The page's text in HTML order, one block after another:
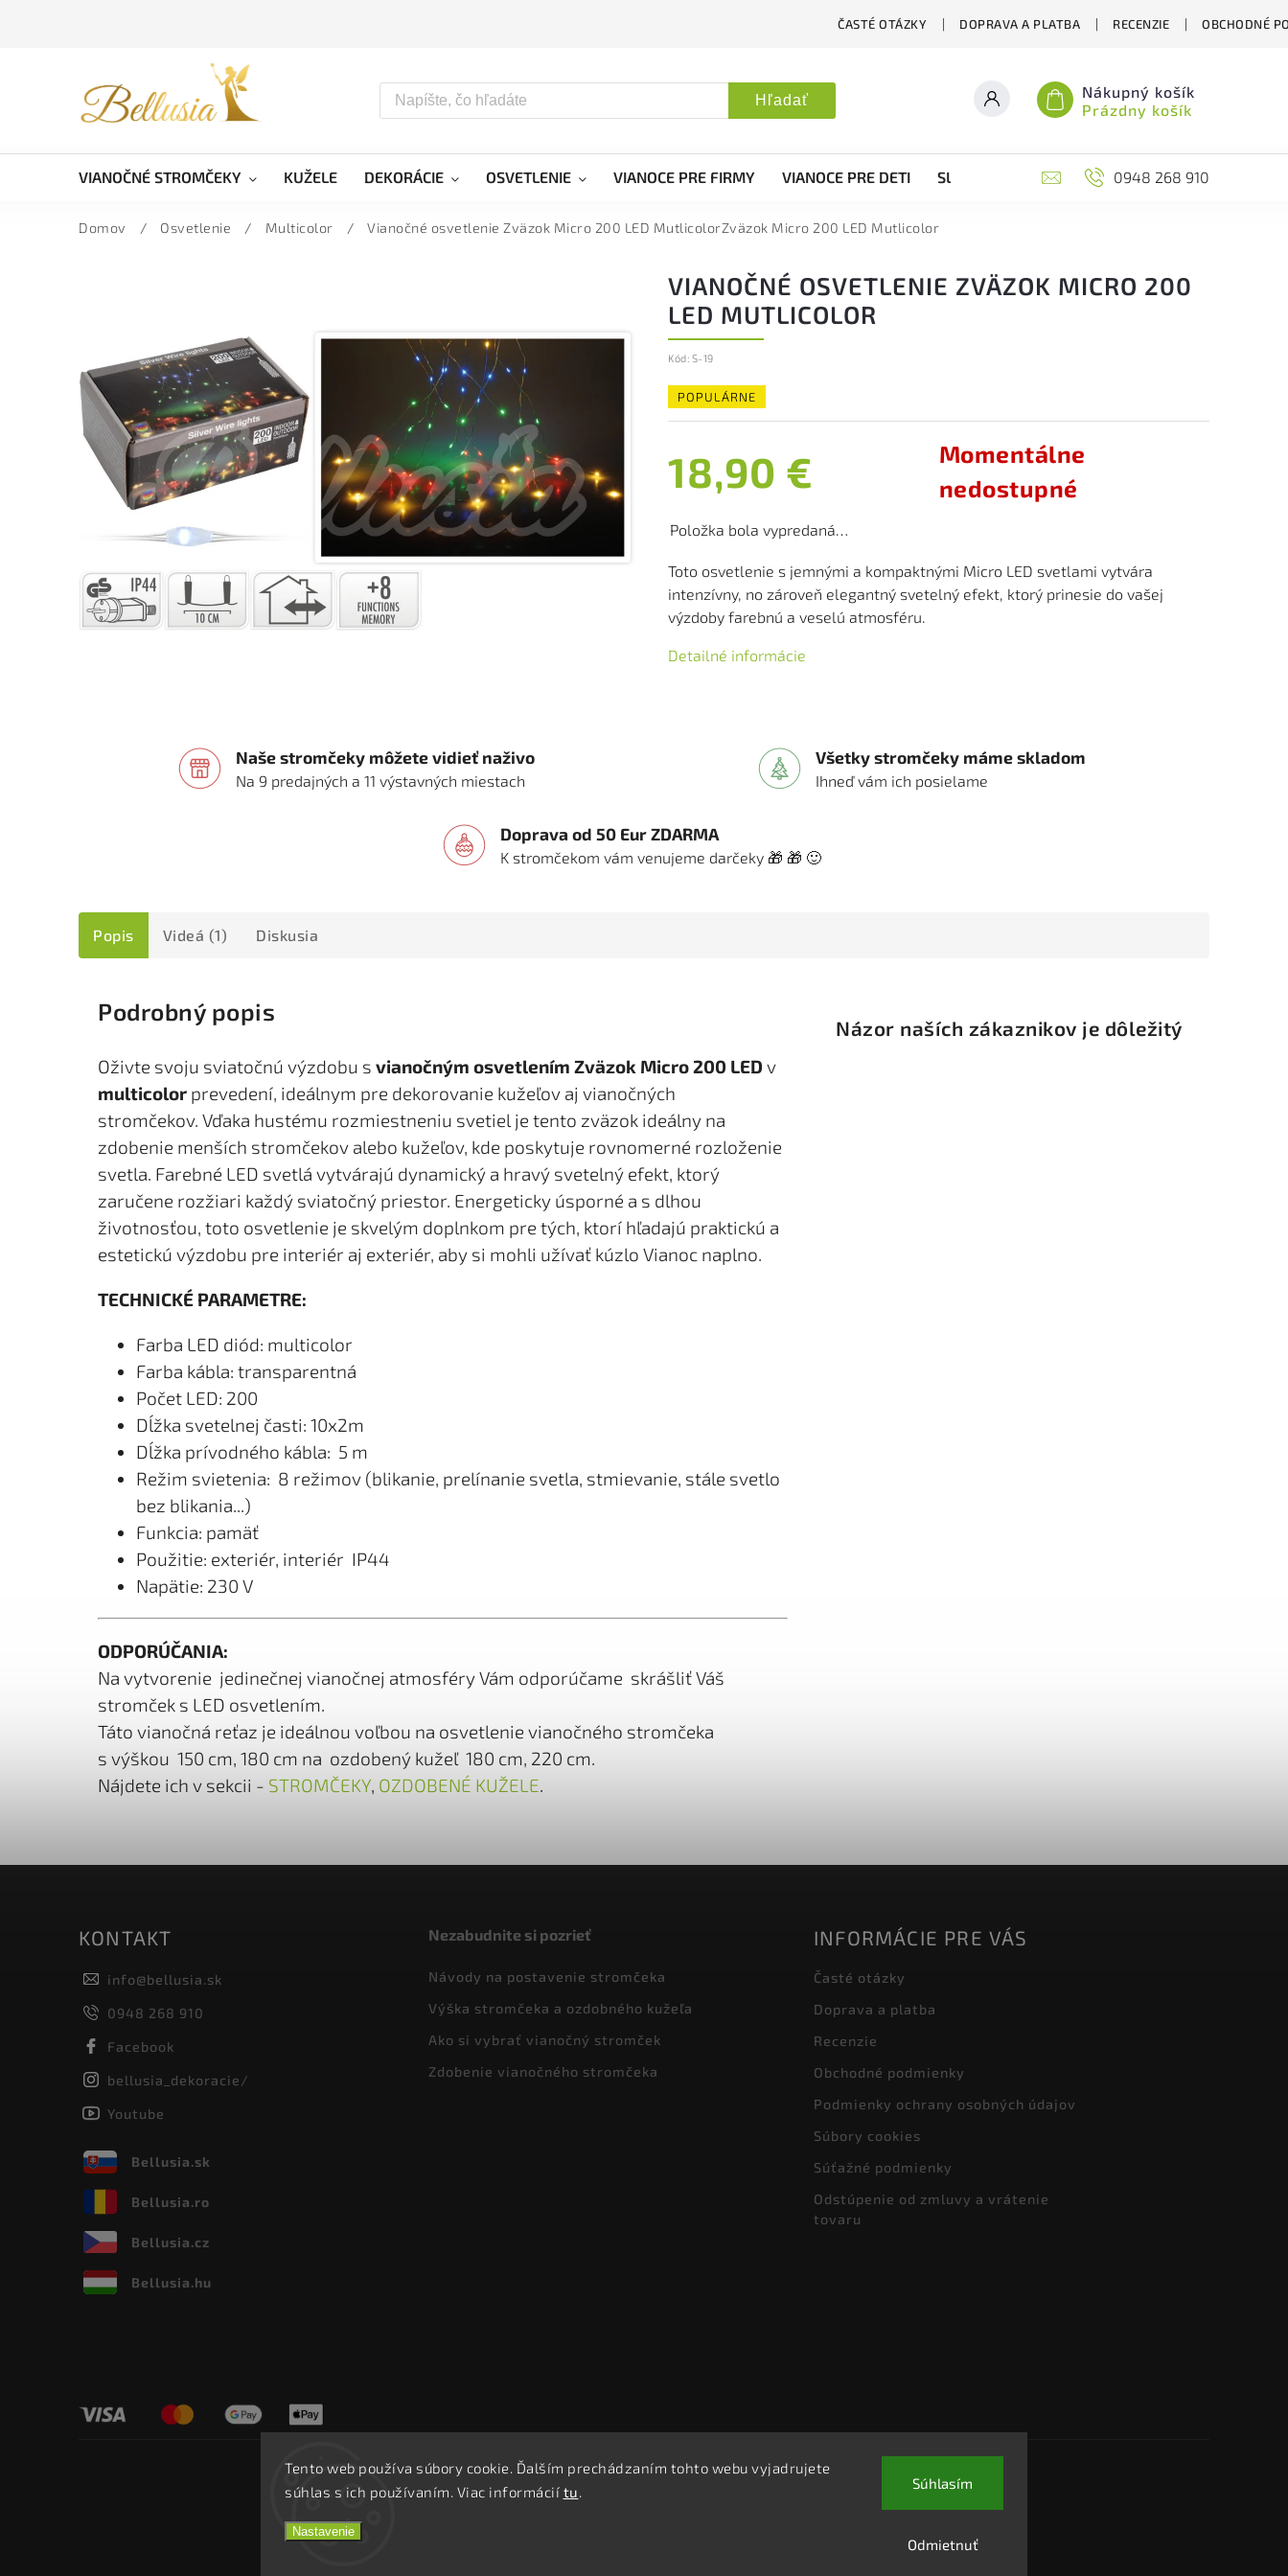
Tento web používa súbory cookie. Ďalším prechádzaním tohto webu vyjadrujete
súhlas s ich používaním. Viac informácií tu.
Nastavenie
Odmietnuť
Súhlasím
ČASTÉ OTÁZKY DOPRAVA A PLATBA RECENZIE OBCHODNÉ
Hľadať
Nákupný košík
Prázdny košík
VIANOČNÉ STROMČEKY KUŽELE DEKORÁCIE OSVETLENIE VIANOCE PRE FIRMY VIANOCE PRE DETI SLOVENSKÉ VIANOCE ĎALŠIE ZAUJÍMAVÉ
0948 268 910
Domov / Osvetlenie / Multicolor / Vianočné osvetlenie Zväzok Micro 200 LED MutlicolorZväzok Micro 200 LED Mutlicolor
VIANOČNÉ OSVETLENIE ZVÄZOK MICRO 200
LED MUTLICOLOR
Kód: S-19
POPULÁRNE
18,90 €
Momentálne
nedostupné
Položka bola vypredaná…
Toto osvetlenie s jemnými a kompaktnými Micro LED svetlami vytvára
intenzívny, no zároveň elegantný svetelný efekt, ktorý prinesie do vašej
výzdoby farebnú a veselú atmosféru.
Detailné informácie
Naše stromčeky môžete vidieť naživo
Na 9 predajných a 11 výstavných miestach
Všetky stromčeky máme skladom
Ihneď vám ich posielame
Doprava od 50 Eur ZDARMA
K stromčekom vám venujeme darčeky 🎁 🎁 🙂
Popis Videá (1) Diskusia
Podrobný popis
Oživte svoju sviatočnú výzdobu s vianočným osvetlením Zväzok Micro 200 LED v
multicolor prevedení, ideálnym pre dekorovanie kužeľov aj vianočných
stromčekov. Vďaka hustému rozmiestneniu svetiel je tento zväzok ideálny na
zdobenie menších stromčekov alebo kužeľov, kde poskytuje rovnomerné rozloženie
svetla. Farebné LED svetlá vytvárajú dynamický a hravý svetelný efekt, ktorý
zaručene rozžiari každý sviatočný priestor. Energeticky úsporné a s dlhou
životnosťou, toto osvetlenie je skvelým doplnkom pre tých, ktorí hľadajú praktickú a
estetickú výzdobu pre interiér aj exteriér, aby si mohli užívať kúzlo Vianoc naplno.
TECHNICKÉ PARAMETRE:
Farba LED diód: multicolor
Farba kábla: transparentná
Počet LED: 200
Dĺžka svetelnej časti: 10x2m
Dĺžka prívodného kábla: 5 m
Režim svietenia: 8 režimov (blikanie, prelínanie svetla, stmievanie, stále svetlo
bez blikania...)
Funkcia: pamäť
Použitie: exteriér, interiér IP44
Napätie: 230 V
ODPORÚČANIA:
Na vytvorenie jedinečnej vianočnej atmosféry Vám odporúčame skrášliť Váš
stromček s LED osvetlením.
Táto vianočná reťaz je ideálnou voľbou na osvetlenie vianočného stromčeka
s výškou 150 cm, 180 cm na ozdobený kužeľ 180 cm, 220 cm.
Nájdete ich v sekcii - STROMČEKY OZDOBENÉ KUŽELE
KONTAKT
info@bellusia.sk
0948 268 910
Facebook
bellusia_dekoracie/
Youtube
Bellusia.sk
Bellusia.ro
Bellusia.cz
Bellusia.hu
Nezabudnite si pozrieť
Návody na postavenie stromčeka
Výška stromčeka a ozdobného kužeľa
Ako si vybrať vianočný stromček
Zdobenie vianočného stromčeka
INFORMÁCIE PRE VÁS
Časté otázky
Doprava a platba
Recenzie
Obchodné podmienky
Podmienky ochrany osobných údajov
Súbory cookies
Súťažné podmienky
Odstúpenie od zmluvy a vrátenie
tovaru
Copyright 2026 Bellusia.sk. Všetky práva vyhradené.